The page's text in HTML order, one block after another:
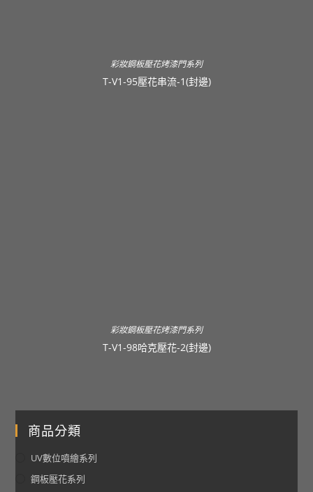
彩妝鋼板壓花烤漆門系列
T-V1-95壓花串流-1(封邊)
彩妝鋼板壓花烤漆門系列
T-V1-98哈克壓花-2(封邊)
商品分類
UV數位噴繪系列
鋼板壓花系列